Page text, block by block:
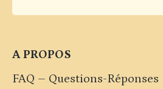
A PROPOS
FAQ – Questions-Réponses